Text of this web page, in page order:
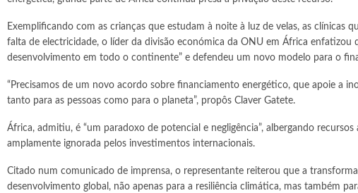
Exemplificando com as crianças que estudam à noite à luz de velas, as clínicas
falta de electricidade, o líder da divisão económica da ONU em África
desenvolvimento em todo o continente” e defendeu um novo modelo para o
“Precisamos de um novo acordo sobre financiamento energético, que apoie a
tanto para as pessoas como para o planeta”, propôs Claver Gatete.
África, admitiu, é “um paradoxo de potencial e negligência”, albergando
amplamente ignorada pelos investimentos internacionais.
Citado num comunicado de imprensa, o representante reiterou que a
desenvolvimento global, não apenas para a resiliência climática, mas também